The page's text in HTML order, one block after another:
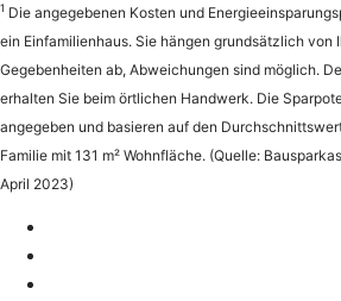
1 Die angegebenen Kosten und
ein Einfamilienhaus. Sie hängen grundsätzlich von
Gegebenheiten ab, Abweichungen sind möglich.
erhalten Sie beim örtlichen Handwerk. Die
angegeben und basieren auf den
Familie mit 131 m² Wohnfläche. (Quelle:
April 2023)